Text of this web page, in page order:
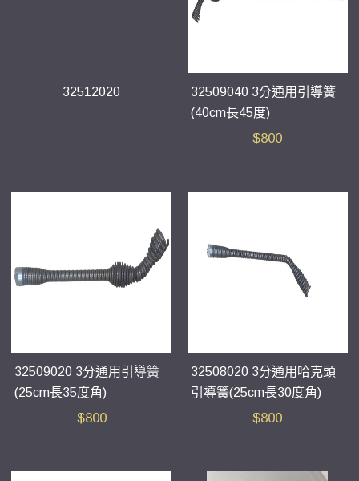
32512020
32509040 3分通用引導簧
(40cm長45度)
$800
32509020 3分通用引導簧
(25cm長35度角)
$800
32508020 3分通用哈克頭
引導簧(25cm長30度角)
$800